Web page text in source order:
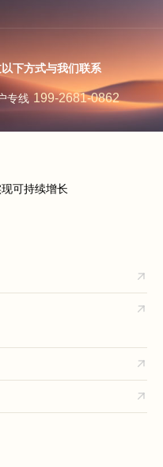
下方式与我们联系
专线 199-2681-0862
可持续增长